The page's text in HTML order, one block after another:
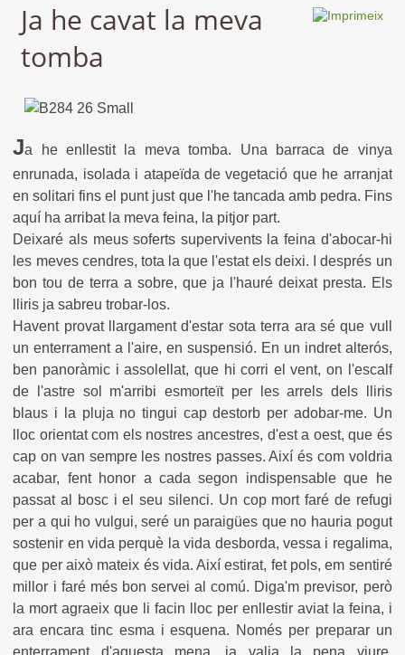
Ja he cavat la meva
tomba
Ja he enllestit la meva tomba. Una barraca de vinya
enrunada, isolada i atapeïda de vegetació que he arranjat
en solitari fins el punt just que l'he tancada amb pedra. Fins
aquí ha arribat la meva feina, la pitjor part.
Deixaré als meus soferts supervivents la feina d'abocar-hi
les meves cendres, tota la que l'estat els deixi. I després un
bon tou de terra a sobre, que ja l'hauré deixat presta. Els
lliris ja sabreu trobar-los.
Havent provat llargament d'estar sota terra ara sé que vull
un enterrament a l'aire, en suspensió. En un indret alterós,
ben panoràmic i assolellat, que hi corri el vent, on l'escalf
de l'astre sol m'arribi esmorteït per les arrels dels lliris
blaus i la pluja no tingui cap destorb per adobar-me. Un
lloc orientat com els nostres ancestres, d'est a oest, que és
cap on van sempre les nostres passes. Així és com voldria
acabar, fent honor a cada segon indispensable que he
passat al bosc i el seu silenci. Un cop mort faré de refugi
per a qui ho vulgui, seré un paraigües que no hauria pogut
sostenir en vida perquè la vida desborda, vessa i regalima,
que per això mateix és vida. Així estirat, fet pols, em sentiré
millor i faré més bon servei al comú. Diga'm previsor, però
la mort agraeix que li facin lloc per enllestir aviat la feina, i
ara encara tinc esma i esquena. Només per preparar un